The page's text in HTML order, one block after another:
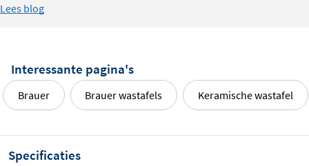
Lees blog
Interessante pagina's
Brauer Brauer wastafels Keramische wastafel
Specificaties